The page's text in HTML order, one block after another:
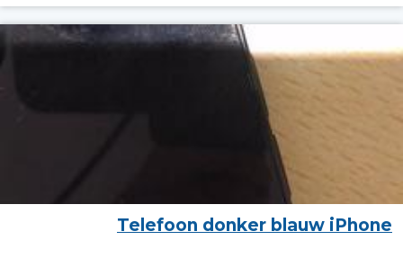
Telefoon donker blauw iPhone